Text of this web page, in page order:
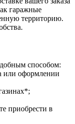
гаражные
территорию.
способом:
или оформлении
*;
приобрести в